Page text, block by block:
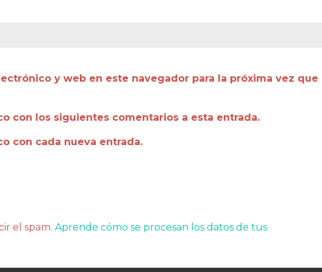
y web en este navegador para la próxima vez que
con los siguientes comentarios a esta entrada.
con cada nueva entrada.
el spam. Aprende cómo se procesan los datos de tus